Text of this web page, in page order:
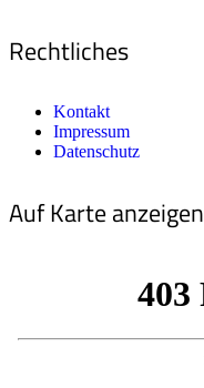
Rechtliches
Kontakt
Impressum
Datenschutz
Auf Karte anzeigen